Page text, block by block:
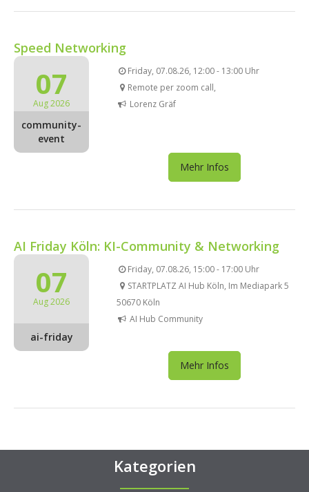
Speed Networking
07
Aug 2026
community-
event
Friday, 07.08.26, 12:00 - 13:00 Uhr
Remote per zoom call,
Lorenz Gräf
Mehr Infos
AI Friday Köln: KI-Community & Networking
07
Aug 2026
ai-friday
Friday, 07.08.26, 15:00 - 17:00 Uhr
STARTPLATZ AI Hub Köln, Im Mediapark 5
50670 Köln
AI Hub Community
Mehr Infos
Kategorien